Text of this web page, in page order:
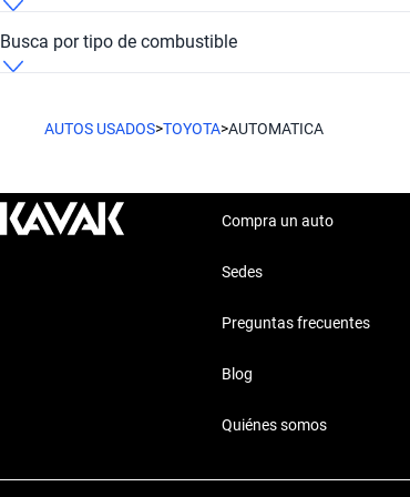
Toyota Automática Blanco
Busca por tipo de combustible
AUTOS USADOS>TOYOTA>AUTOMATICA
Compra un auto
Sedes
Preguntas frecuentes
Blog
Quiénes somos